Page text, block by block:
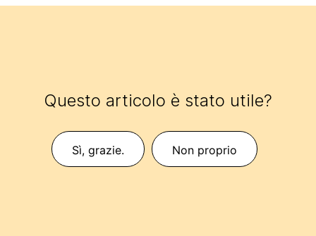
Questo articolo è stato utile?
Sì, grazie. Non proprio